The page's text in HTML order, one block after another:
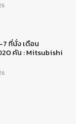
ที่นั่ง เดือน
คัน : Mitsubishi